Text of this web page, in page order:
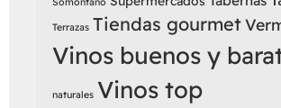
Terrazas Tiendas gourmet
Vinos buenos y
naturales Vinos top